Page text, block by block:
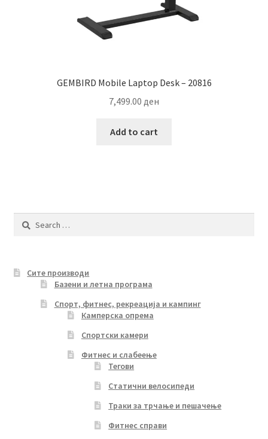
GEMBIRD Mobile Laptop Desk – 20816
7,499.00 ден
Add to cart
Search
Сите производи
Базени и летна програма
Спорт, фитнес, рекреација и кампинг
Камперска опрема
Спортски камери
Фитнес и слабеење
Тегови
Статични велосипеди
Траки за трчање и пешачење
Фитнес справи